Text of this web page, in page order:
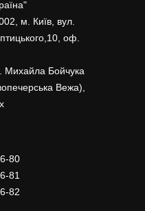
м. Київ, вул.
оф.
Михайла Бойчука
Вежа),
80
81
82